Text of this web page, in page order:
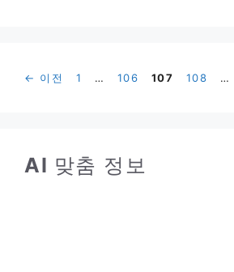
← 이전
페
1 …
페
106
페
107
페
108 …
AI 맞춤 정보